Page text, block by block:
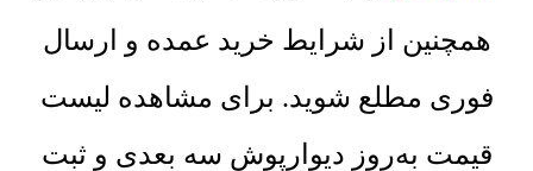
همچنین از شرایط خرید عمده و ارسال
فوری مطلع شوید. برای مشاهده لیست
قیمت به‌روز دیوارپوش سه بعدی و ثبت